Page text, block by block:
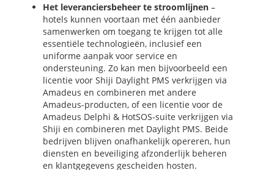
Het leveranciersbeheer te stroomlijnen –
hotels kunnen voortaan met één aanbieder
samenwerken om toegang te krijgen tot alle
essentiële technologieën, inclusief een
uniforme aanpak voor service en
ondersteuning. Zo kan men bijvoorbeeld een
licentie voor Shiji Daylight PMS verkrijgen via
Amadeus en combineren met andere
Amadeus-producten, of een licentie voor de
Amadeus Delphi & HotSOS-suite verkrijgen via
Shiji en combineren met Daylight PMS. Beide
bedrijven blijven onafhankelijk opereren, hun
diensten en beveiliging afzonderlijk beheren
en klantgegevens gescheiden hosten.